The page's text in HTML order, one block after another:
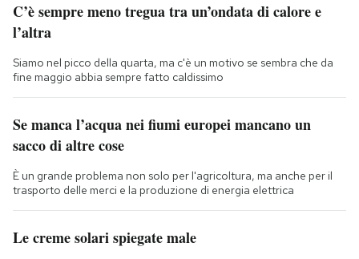
C’è sempre meno tregua tra un’ondata di calore e
l’altra
Siamo nel picco della quarta, ma c'è un motivo se sembra che da
fine maggio abbia sempre fatto caldissimo
Se manca l’acqua nei fiumi europei mancano un
sacco di altre cose
È un grande problema non solo per l'agricoltura, ma anche per il
trasporto delle merci e la produzione di energia elettrica
Le creme solari spiegate male